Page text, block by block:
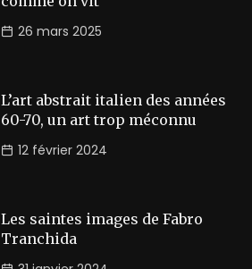
26 mars 2025
L’art abstrait italien des années
60-70, un art trop méconnu
12 février 2024
Les saintes images de Fabro
Tranchida